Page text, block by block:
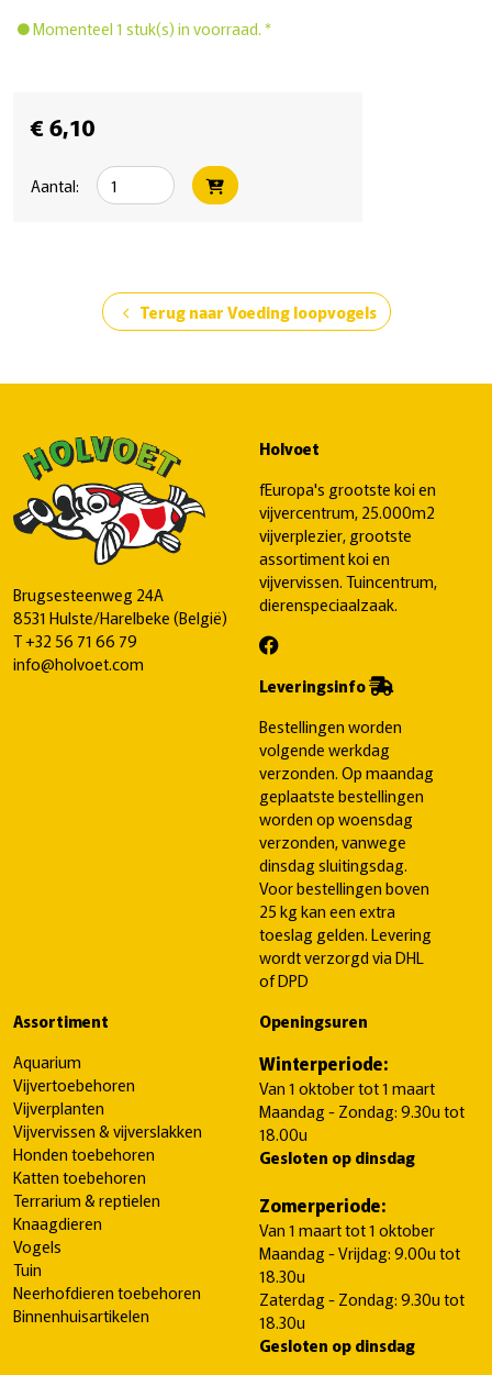
Momenteel 1 stuk(s) in voorraad. *
€ 6,10
Aantal:
chevron_left Terug naar Voeding loopvogels
Brugsesteenweg 24A
8531 Hulste/Harelbeke (België)
T+32 56 71 66 79
info@holvoet.com
Holvoet
fEuropa's grootste koi en
vijvercentrum, 25.000m2
vijverplezier, grootste
assortiment koi en
vijvervissen. Tuincentrum,
dierenspeciaalzaak.
Leveringsinfo
Bestellingen worden
volgende werkdag
verzonden. Op maandag
geplaatste bestellingen
worden op woensdag
verzonden, vanwege
dinsdag sluitingsdag.
Voor bestellingen boven
25 kg kan een extra
toeslag gelden. Levering
wordt verzorgd via DHL
of DPD
Assortiment
Aquarium
Vijvertoebehoren
Vijverplanten
Vijvervissen & vijverslakken
Honden toebehoren
Katten toebehoren
Terrarium & reptielen
Knaagdieren
Vogels
Tuin
Neerhofdieren toebehoren
Binnenhuisartikelen
Openingsuren
Winterperiode:
Van 1 oktober tot 1 maart
Maandag - Zondag: 9.30u tot
18.00u
Gesloten op dinsdag
Zomerperiode:
Van 1 maart tot 1 oktober
Maandag - Vrijdag: 9.00u tot
18.30u
Zaterdag - Zondag: 9.30u tot
18.30u
Gesloten op dinsdag